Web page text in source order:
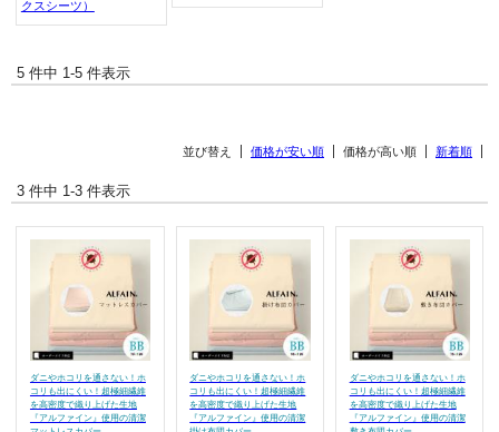
クスシーツ）
5 件中 1-5 件表示
並び替え 価格が安い順 価格が高い順 新着順
3 件中 1-3 件表示
ダニやホコリを通さない！ホ
コリも出にくい！超極細繊維
を高密度で織り上げた生地
『アルファイン』使用の清潔
ダニやホコリを通さない！ホ
コリも出にくい！超極細繊維
を高密度で織り上げた生地
『アルファイン』使用の清潔
ダニやホコリを通さない！ホ
コリも出にくい！超極細繊維
を高密度で織り上げた生地
『アルファイン』使用の清潔